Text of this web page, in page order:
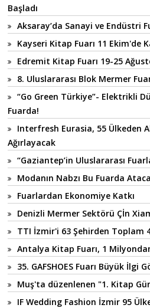
Başladı
Aksaray’da Sanayi ve Endüstri
Kayseri Kitap Fuarı 11 Ekim'de
Edremit Kitap Fuarı 19-25
8. Uluslararası Blok Mermer
“Go Green Türkiye”- Elektrikli
Fuarda!
Interfresh Eurasia, 55 Ülkeden
Ağırlayacak
“Gaziantep’in Uluslararası
Modanın Nabzı Bu Fuarda
Fuarlardan Ekonomiye Katkı
Denizli Mermer Sektörü Çİn
TTI İzmir'i 63 Şehirden Toplam
Antalya Kitap Fuarı, 1
35. GAFSHOES Fuarı Büyük İlgi
Muş'ta düzenlenen "1. Kitap
IF Wedding Fashion İzmir 95